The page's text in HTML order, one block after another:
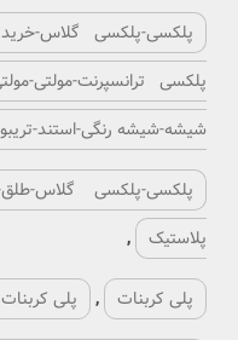
پلکسی-پلکسی گلاس-
پلکسی ترانسپرنت-مولتی-
شیشه-شیشه رنگی-استند-
پلکسی-پلکسی گلاس-طلق-
پلاستیک
,
پلی کربنات , پلی کربنات